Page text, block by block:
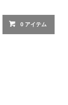
0 アイテム